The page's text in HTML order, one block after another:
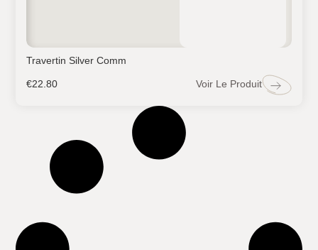
Travertin Silver Comm
€22.80 Voir Le Produit